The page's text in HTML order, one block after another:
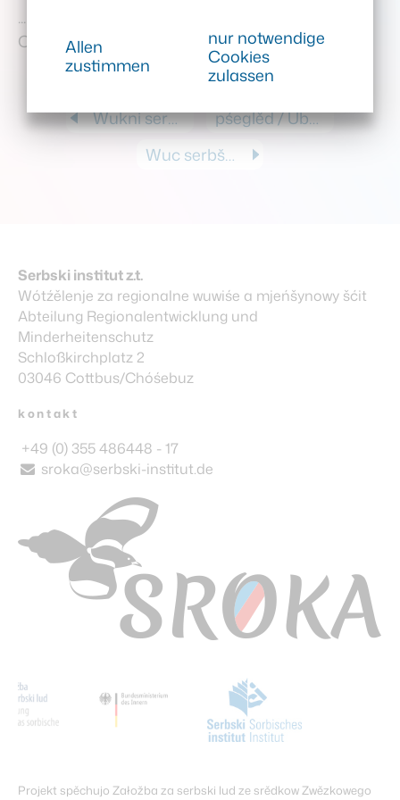
... und für Übersetzungen zwischen Deutsch,
Ober- und Niedersorbisch gibt essotra.app
Wukni serbšćinu! Lerne Sorbisch!
pśeglěd / Übersicht
Wuc serbšćinu! Lehre Sorbisch!
Serbski institut z.t.
Wótźělenje za regionalne wuwiśe a mjeńšynowy šćit
Abteilung Regionalentwicklung und
Minderheitenschutz
Schloßkirchplatz 2
03046 Cottbus/Chóśebuz
kontakt
+49 (0) 355 486448 - 17
sroka@serbski-institut.de
Projekt spěchujo Załožba za serbski lud ze srědkow Zwězkowego
Allen
zustimmen
nur notwendige
Cookies
zulassen